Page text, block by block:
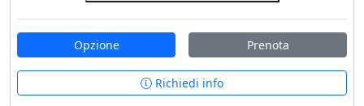
Opzione Prenota
Richiedi info